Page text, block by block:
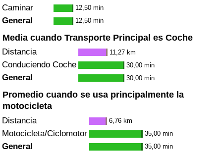
Caminar 12,50 min
General 12,50 min
Media cuando Transporte Principal es Coche
Distancia 11,27 km
Conduciendo Coche 30,00 min
General 30,00 min
Promedio cuando se usa principalmente la
motocicleta
Distancia 6,76 km
Motocicleta/Ciclomotor 35,00 min
General 35,00 min